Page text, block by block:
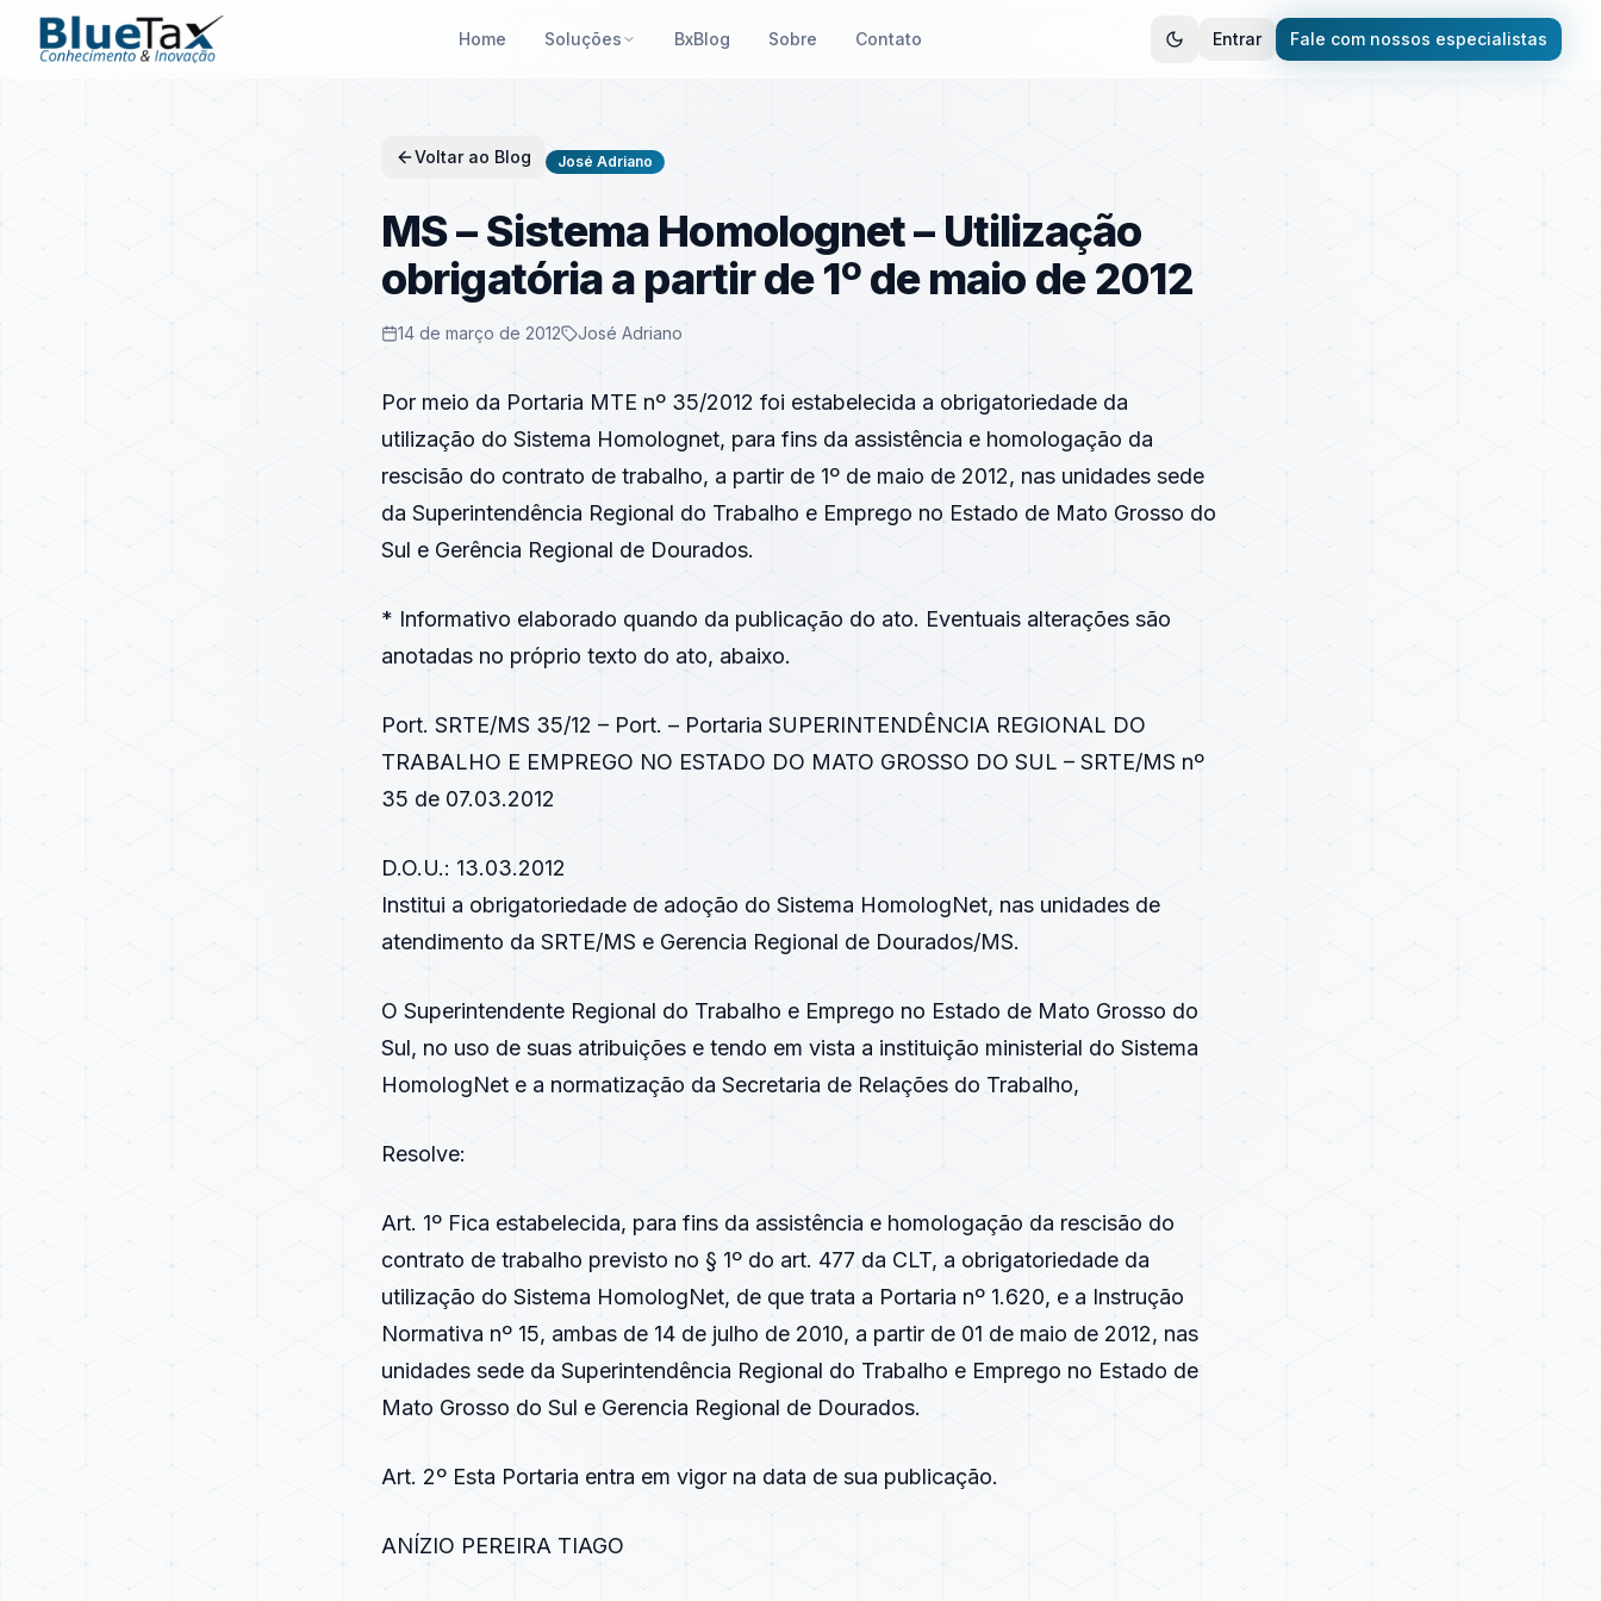
Home Soluções BxBlog Sobre Contato Entrar Fale com nossos especialistas
Voltar ao Blog José Adriano
MS – Sistema Homolognet – Utilização
obrigatória a partir de 1º de maio de 2012
14 de março de 2012 José Adriano
Por meio da Portaria MTE nº 35/2012 foi estabelecida a obrigatoriedade da
utilização do Sistema Homolognet, para fins da assistência e homologação da
rescisão do contrato de trabalho, a partir de 1º de maio de 2012, nas unidades sede
da Superintendência Regional do Trabalho e Emprego no Estado de Mato Grosso do
Sul e Gerência Regional de Dourados.
* Informativo elaborado quando da publicação do ato. Eventuais alterações são
anotadas no próprio texto do ato, abaixo.
Port. SRTE/MS 35/12 – Port. – Portaria SUPERINTENDÊNCIA REGIONAL DO
TRABALHO E EMPREGO NO ESTADO DO MATO GROSSO DO SUL – SRTE/MS nº
35 de 07.03.2012
D.O.U.: 13.03.2012
Institui a obrigatoriedade de adoção do Sistema HomologNet, nas unidades de
atendimento da SRTE/MS e Gerencia Regional de Dourados/MS.
O Superintendente Regional do Trabalho e Emprego no Estado de Mato Grosso do
Sul, no uso de suas atribuições e tendo em vista a instituição ministerial do Sistema
HomologNet e a normatização da Secretaria de Relações do Trabalho,
Resolve:
Art. 1º Fica estabelecida, para fins da assistência e homologação da rescisão do
contrato de trabalho previsto no § 1º do art. 477 da CLT, a obrigatoriedade da
utilização do Sistema HomologNet, de que trata a Portaria nº 1.620, e a Instrução
Normativa nº 15, ambas de 14 de julho de 2010, a partir de 01 de maio de 2012, nas
unidades sede da Superintendência Regional do Trabalho e Emprego no Estado de
Mato Grosso do Sul e Gerencia Regional de Dourados.
Art. 2º Esta Portaria entra em vigor na data de sua publicação.
ANÍZIO PEREIRA TIAGO